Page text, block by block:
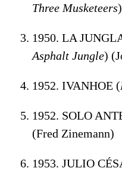
Three Musketeers
1950. LA
Asphalt Jungle)
1952. IVANHOE (
1952. SOLO
(Fred Zinemann)
1953. JULIO